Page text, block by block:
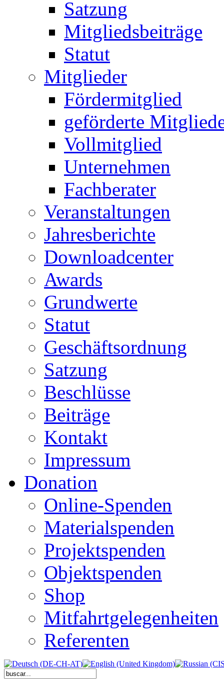
Satzung
Mitgliedsbeiträge
Statut
Mitglieder
Fördermitglied
geförderte
Vollmitglied
Unternehmen
Fachberater
Veranstaltungen
Jahresberichte
Downloadcenter
Awards
Grundwerte
Statut
Geschäftsordnung
Satzung
Beschlüsse
Beiträge
Kontakt
Impressum
Donation
Online-Spenden
Materialspenden
Projektspenden
Objektspenden
Shop
Mitfahrtgelegenheiten
Referenten